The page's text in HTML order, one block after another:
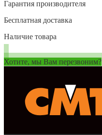
Гарантия производителя
Бесплатная доставка
Наличие товара
Хотите, мы Вам перезвоним?